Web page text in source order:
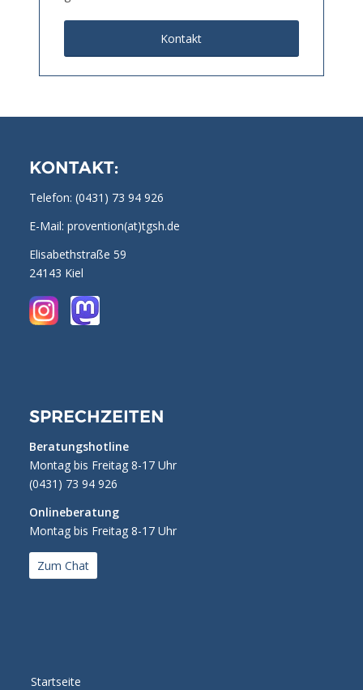
Kontakt
KONTAKT:
Telefon: (0431) 73 94 926
E-Mail: provention(at)tgsh.de
Elisabethstraße 59
24143 Kiel
SPRECHZEITEN
Beratungshotline
Montag bis Freitag 8-17 Uhr
(0431) 73 94 926
Onlineberatung
Montag bis Freitag 8-17 Uhr
Zum Chat
Startseite